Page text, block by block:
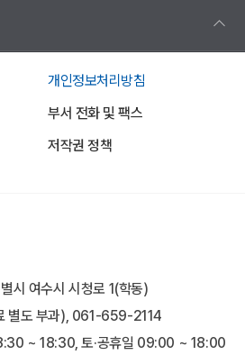
개인정보처리방침
부서 전화 및 팩스
저작권 정책
시 여수시 시청로 1(학동)
별도 부과), 061-659-2114
~ 18:30, 토·공휴일 09:00 ~ 18:00